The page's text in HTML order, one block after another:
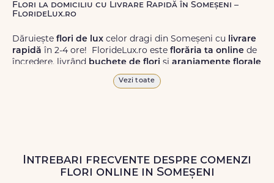
Flori la domiciliu cu Livrare Rapidă în Someșeni –
FlorideLux.ro
Dăruiește flori de lux celor dragi din Someșeni cu livrare
rapidă în 2-4 ore! FlorideLux.ro este florăria ta online de
încredere, livrând buchete de flori și aranjamente florale
de calitate superioară în Someșeni și în toată România.
Livrăm buchete de florichiar și în weekend, pentru ca tu
să poți adresa un gest frumos atunci când ai nevoie.
Vezi toate
Intrebari frecvente despre comenzi
flori online in Someșeni